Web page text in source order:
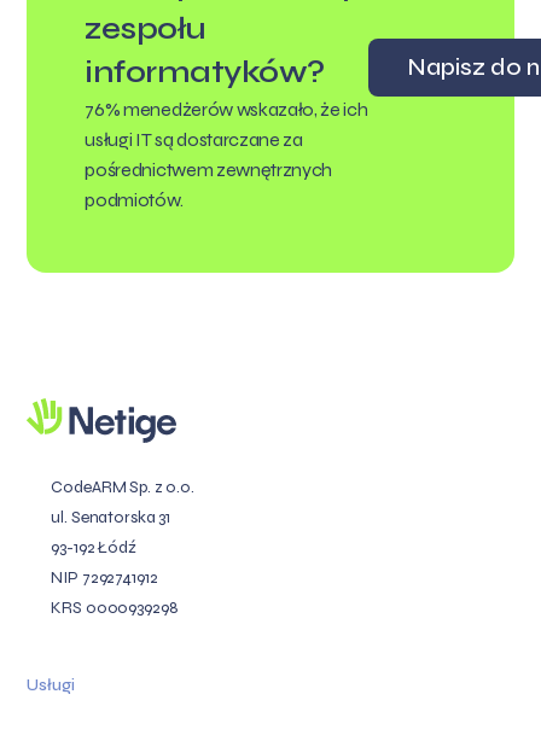
zespołu
informatyków?
76% menedżerów wskazało, że ich
usługi IT są dostarczane za
pośrednictwem zewnętrznych
podmiotów.
Napisz do
CodeARM Sp. z o.o.
ul. Senatorska 31
93-192 Łódź
NIP 7292741912
KRS 0000939298
Usługi